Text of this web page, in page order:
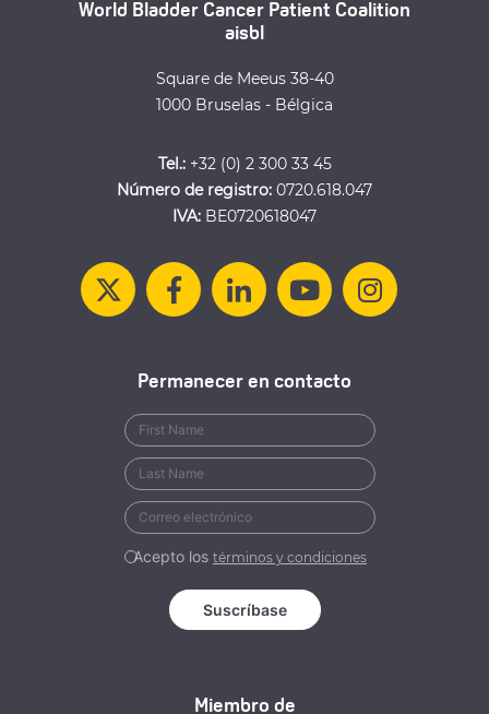
World Bladder Cancer Patient Coalition
aisbl
Square de Meeus 38-40
1000 Bruselas - Bélgica
Tel.:+32 (0) 2 300 33 45
Número de registro: 0720.618.047
IVA: BE0720618047
Miembro de
Permanecer en contacto
Acepto los términos y condiciones